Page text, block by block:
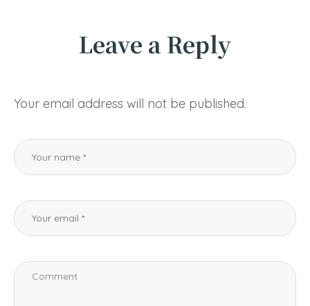
Leave a Reply
Your email address will not be published.